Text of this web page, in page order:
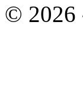
© 2026